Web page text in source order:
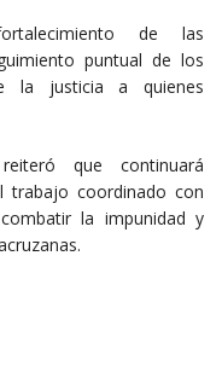
de las
puntual de los
la justicia a quienes
que continuará
trabajo coordinado con
la impunidad y